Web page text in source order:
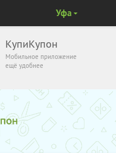
КупиКупон
Мобильное приложение
ещё удобнее
Уфа